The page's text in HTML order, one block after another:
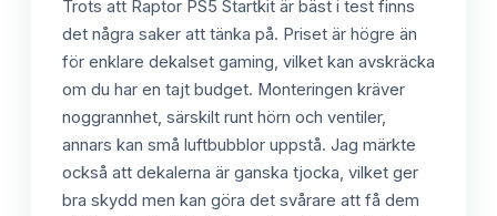
Trots att Raptor PS5 Startkit är bäst i test finns
det några saker att tänka på. Priset är högre än
för enklare dekalset gaming, vilket kan avskräcka
om du har en tajt budget. Monteringen kräver
noggrannhet, särskilt runt hörn och ventiler,
annars kan små luftbubblor uppstå. Jag märkte
också att dekalerna är ganska tjocka, vilket ger
bra skydd men kan göra det svårare att få dem